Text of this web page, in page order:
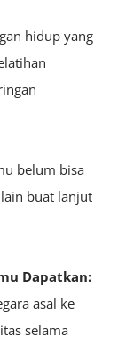
hidup yang
belum bisa
buat lanjut
Dapatkan:
asal ke
selama